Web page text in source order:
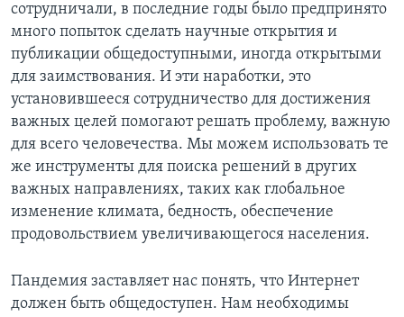
сотрудничали, в последние годы было предпринято
много попыток сделать научные открытия и
публикации общедоступными, иногда открытыми
для заимствования. И эти наработки, это
установившееся сотрудничество для достижения
важных целей помогают решать проблему, важную
для всего человечества. Мы можем использовать те
же инструменты для поиска решений в других
важных направлениях, таких как глобальное
изменение климата, бедность, обеспечение
продовольствием увеличивающегося населения.
Пандемия заставляет нас понять, что Интернет
должен быть общедоступен. Нам необходимы